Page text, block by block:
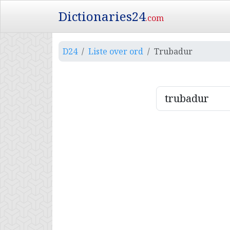
Dictionaries24.com
D24 Liste over ord Trubadur